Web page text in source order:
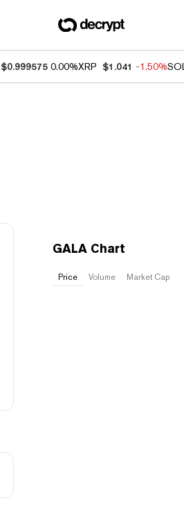
$0.999575 0.00%XRP $1.041 -1.50%SOL
GALA Chart
Price Volume Market Cap